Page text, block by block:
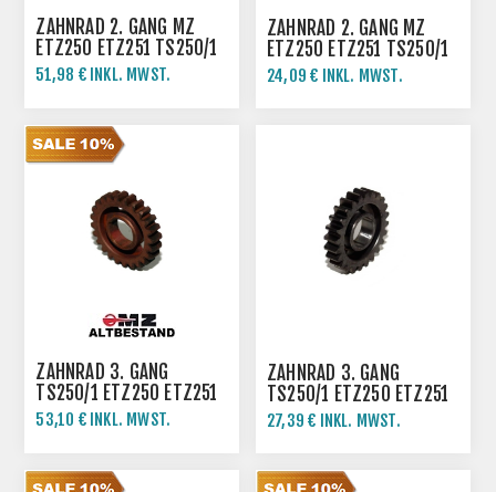
ZAHNRAD 2. GANG MZ
ETZ250 ETZ251 TS250/1
51,98 € INKL. MWST.
ZAHNRAD 2. GANG MZ
ETZ250 ETZ251 TS250/1
24,09 € INKL. MWST.
ZAHNRAD 3. GANG
TS250/1 ETZ250 ETZ251
53,10 € INKL. MWST.
ZAHNRAD 3. GANG
TS250/1 ETZ250 ETZ251
27,39 € INKL. MWST.